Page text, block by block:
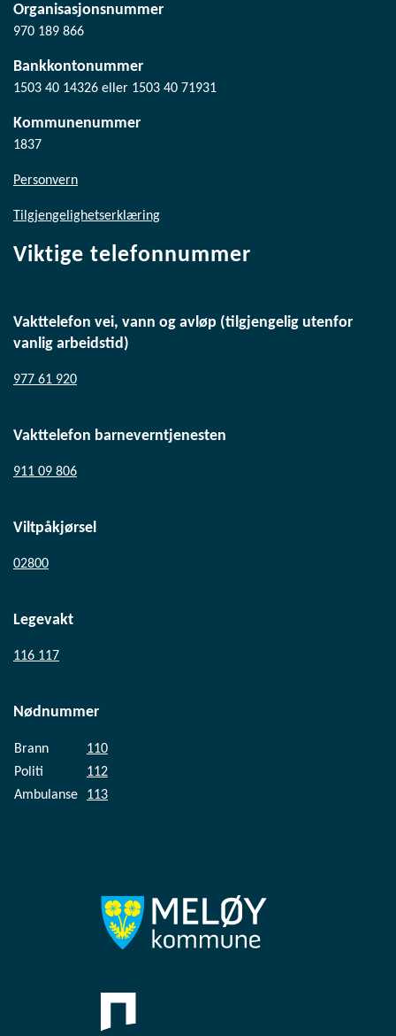
Organisasjonsnummer
970 189 866
Bankkontonummer
1503 40 14326 eller 1503 40 71931
Kommunenummer
1837
Personvern
Tilgjengelighetserklæring
Viktige telefonnummer
Vakttelefon vei, vann og avløp (tilgjengelig utenfor
vanlig arbeidstid)
977 61 920
Vakttelefon barneverntjenesten
911 09 806
Viltpåkjørsel
02800
Legevakt
116 117
Nødnummer
Brann
110
Politi
112
Ambulanse
113